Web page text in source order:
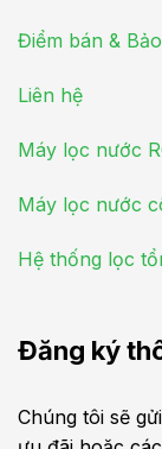
Điểm bán &
Liên hệ
Máy lọc nước
Máy lọc nước
Hệ thống lọc
Đăng ký
Chúng tôi sẽ